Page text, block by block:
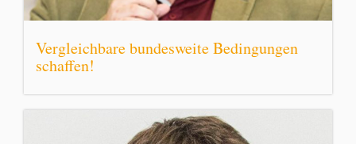
Vergleichbare bundesweite Bedingungen
schaffen!